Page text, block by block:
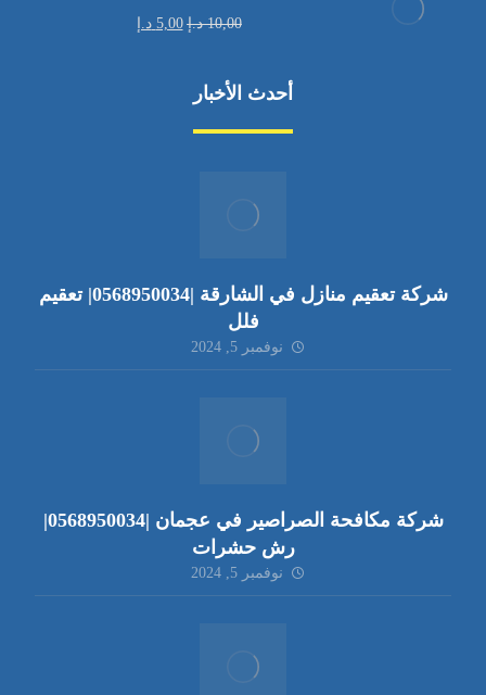
10,00 د.إ 5,00 د.إ
أحدث الأخبار
شركة تعقيم منازل في الشارقة |0568950034| تعقيم
فلل
نوفمبر 5, 2024
شركة مكافحة الصراصير في عجمان |0568950034|
رش حشرات
نوفمبر 5, 2024